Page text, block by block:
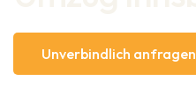
Unverbindlich anfragen